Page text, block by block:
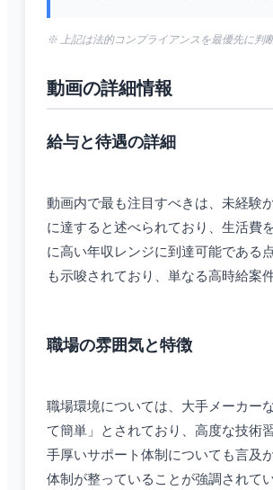
※ 上記は法的コンプライアンスを最優先に判
動画の詳細情報
給与と待遇の詳細
動画内で最も注目すべきは、未経験
に達すると述べられており、生活費
に高い年収レンジに到達可能である
も示唆されており、単なる高時給案
職場の雰囲気と特徴
職場環境については、大手メーカー
て簡単」とされており、高度な技術
手厚いサポート体制についても言及
体制が整っていることが強調されてい